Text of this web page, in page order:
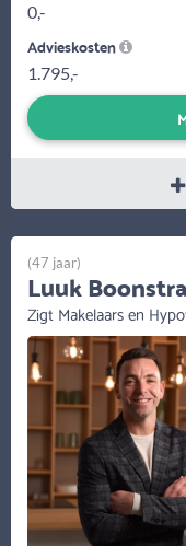
0,-
Advieskosten
1.795,-
(47 jaar)
Luuk Boonstra
Zigt Makelaars en